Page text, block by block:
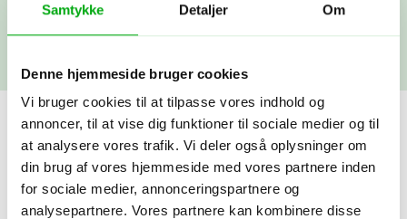
Samtykke Detaljer Om
Denne hjemmeside bruger cookies
Vi bruger cookies til at tilpasse vores indhold og
annoncer, til at vise dig funktioner til sociale medier og til
at analysere vores trafik. Vi deler også oplysninger om
din brug af vores hjemmeside med vores partnere inden
for sociale medier, annonceringspartnere og
analysepartnere. Vores partnere kan kombinere disse
Viserud af